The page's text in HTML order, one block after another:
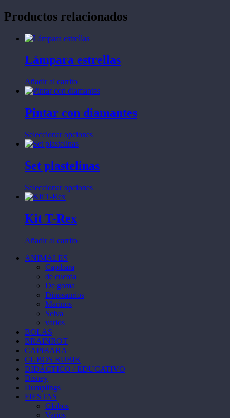
Productos relacionados
Lámpara estrellas
Añadir al carrito
Pintar con diamantes
Seleccionar opcionesEste
variantes.
opciones
Set plastelinas
Seleccionar opcionesEste
Kit T-Rex
Añadir al carrito
ANIMALES
Capibara
de cuerda
De goma
Dinosaurios
Marinos
Selva
varios
BOLAS
BRAINROT
CAPIBARA
CUBOS RUBIK
DIDÁCTICO / EDUCATIVO
Disney
Dumplings
FIESTAS
Globos
Varios